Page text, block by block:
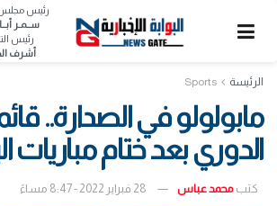
رئيس مجلس
ســمـر
رئيس
أشرف
الرئيسة Sports
مابولولو في الصدارة..
الدوري بعد ختام مباريات
كتب محمد عباس 28 فبراير 2022 - 8:47 مساءً